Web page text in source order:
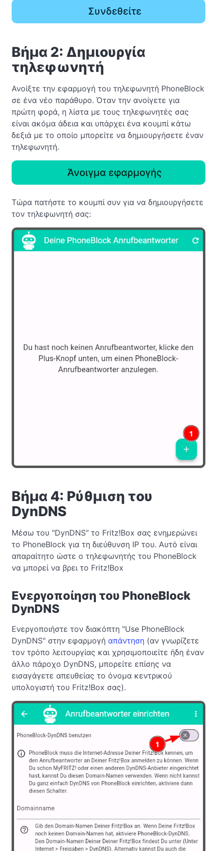
Συνδεθείτε
Βήμα 2: Δημιουργία
τηλεφωνητή
Ανοίξτε την εφαρμογή του τηλεφωνητή PhoneBlock
σε ένα νέο παράθυρο. Όταν την ανοίγετε για
πρώτη φορά, η λίστα με τους τηλεφωνητές σας
είναι ακόμα άδεια και υπάρχει ένα κουμπί κάτω
δεξιά με το οποίο μπορείτε να δημιουργήσετε έναν
τηλεφωνητή.
Άνοιγμα εφαρμογής
Τώρα πατήστε το κουμπί συν για να δημιουργήσετε
τον τηλεφωνητή σας:
Βήμα 4: Ρύθμιση του
DynDNS
Μέσω του "DynDNS" το Fritz!Box σας ενημερώνει
το PhoneBlock για τη διεύθυνση IP του. Αυτό είναι
απαραίτητο ώστε ο τηλεφωνητής του PhoneBlock
να μπορεί να βρει το Fritz!Box
Ενεργοποίηση του PhoneBlock
DynDNS
Ενεργοποιήστε τον διακόπτη "Use PhoneBlock
DynDNS" στην εφαρμογή απάντηση (αν γνωρίζετε
τον τρόπο λειτουργίας και χρησιμοποιείτε ήδη έναν
άλλο πάροχο DynDNS, μπορείτε επίσης να
εισαγάγετε απευθείας το όνομα κεντρικού
υπολογιστή του Fritz!Box σας).